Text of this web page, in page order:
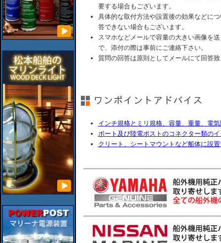
要する場合もございます。
具体的な取付方法や設置後の効果などに
答できない場合もございます。
スマホなどメールで容量の大きい画像を
で、添付の際は事前にご連絡下さい。
質問の回答は原則としてメールにて回答
インチ規格とミリ規格、容量、重量、電
ボート及び陸電ポストのコネクター類の
クリート、シートマウントなど船体に設